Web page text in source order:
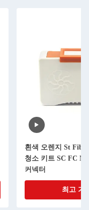
흰색 오렌지 St
청소 키트 SC FC
커넥터
최고 가